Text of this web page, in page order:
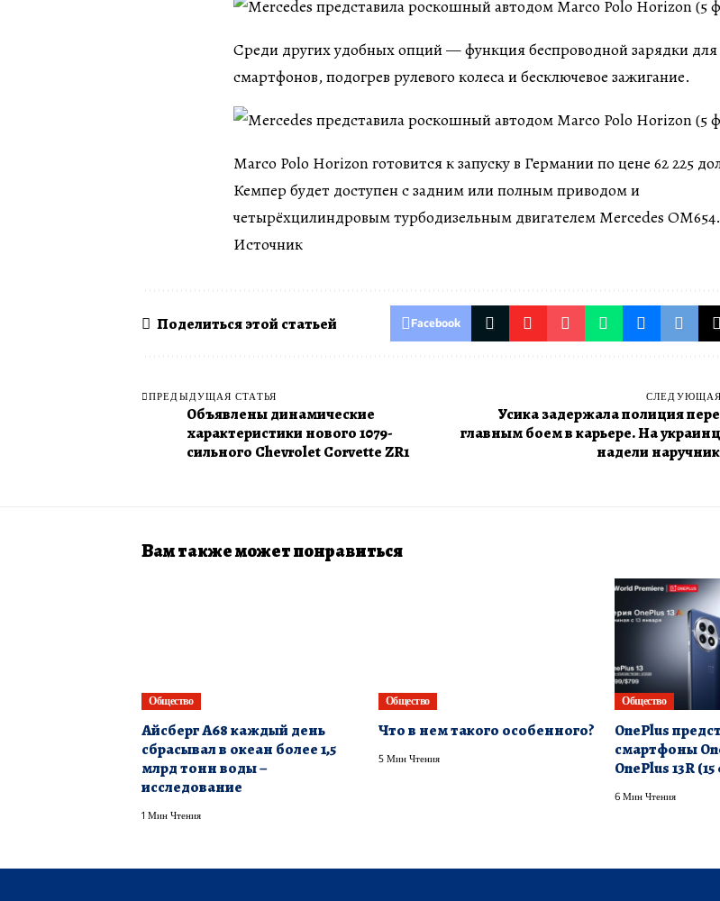
Среди других удобных опций — функция беспроводной зарядки для
смартфонов, подогрев рулевого колеса и бесключевое зажигание.
Marco Polo Horizon готовится к запуску в Германии по цене 62 225
Кемпер будет доступен с задним или полным приводом и
четырёхцилиндровым турбодизельным двигателем Mercedes OM654.
Источник
Поделиться этой статьей Facebook
ПРЕДЫДУЩАЯ СТАТЬЯ
Объявлены динамические
характеристики нового 1079-
сильного Chevrolet Corvette ZR1
СЛЕДУЮЩАЯ
Усика задержала полиция
главным боем в карьере. На
надели
Вам также может понравиться
Общество
Айсберг A68 каждый день
сбрасывал в океан более 1,5
млрд тонн воды –
исследование
1 Мин Чтения
Общество
Что в нем такого особенного?
5 Мин Чтения
Общество
OnePlus
смартфоны
OnePlus 13R
6 Мин Чтения